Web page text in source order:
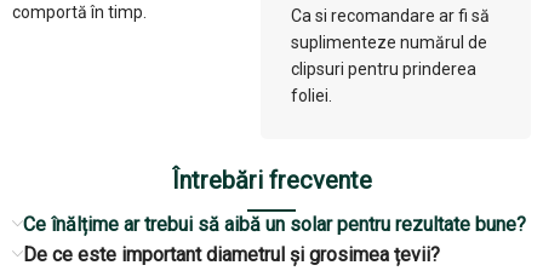
comportă în timp.
Ca si recomandare ar fi să
suplimenteze numărul de
clipsuri pentru prinderea
foliei.
Întrebări frecvente
Ce înălțime ar trebui să aibă un solar pentru rezultate bune?
De ce este important diametrul și grosimea țevii?